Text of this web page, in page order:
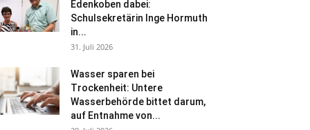
Edenkoben dabei:
Schulsekretärin Inge Hormuth
in...
31. Juli 2026
Wasser sparen bei
Trockenheit: Untere
Wasserbehörde bittet darum,
auf Entnahme von...